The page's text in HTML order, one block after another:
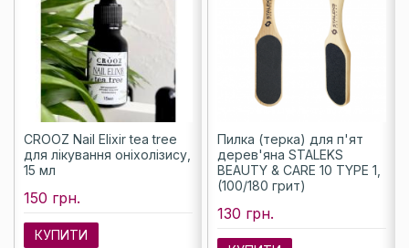
CROOZ Nail Elixir tea tree
для лікування оніхолізису,
15 мл
150 грн.
КУПИТИ
Пилка (терка) для п'ят
дерев'яна STALEKS
BEAUTY & CARE 10 TYPE 1,
(100/180 грит)
130 грн.